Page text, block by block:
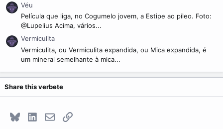
Véu
Película que liga, no Cogumelo jovem, a Estipe ao píleo. Foto:
@Lupelius Acima, vários...
Vermiculita
Vermiculita, ou Vermiculita expandida, ou Mica expandida, é
um mineral semelhante à mica...
Share this verbete
Bluesky LinkedInE-mailLink